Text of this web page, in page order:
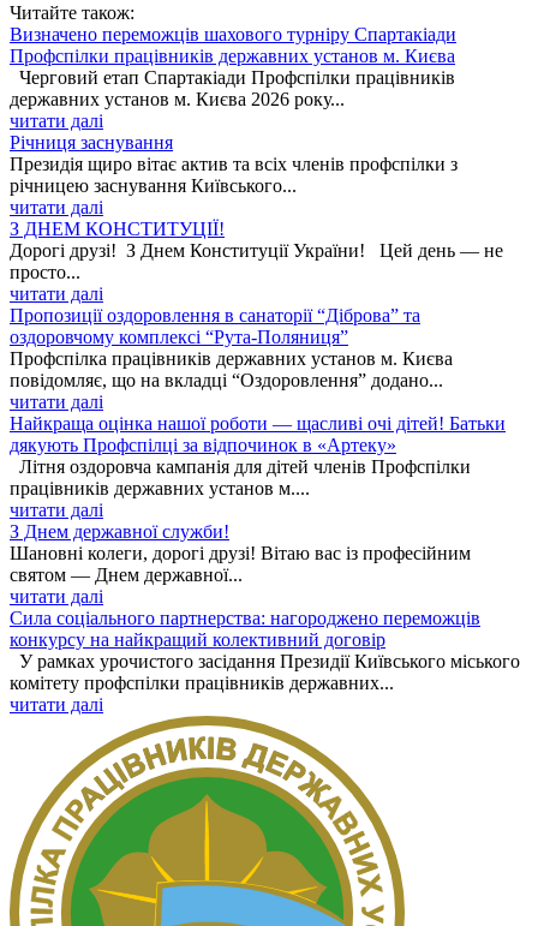
Читайте також:
Визначено переможців шахового турніру Спартакіади
Профспілки працівників державних установ м. Києва
Черговий етап Спартакіади Профспілки працівників
державних установ м. Києва 2026 року...
читати далі
Річниця заснування
Президія щиро вітає актив та всіх членів профспілки з
річницею заснування Київського...
читати далі
З ДНЕМ КОНСТИТУЦІЇ!
Дорогі друзі! З Днем Конституції України! Цей день — не
просто...
читати далі
Пропозиції оздоровлення в санаторії “Діброва” та
оздоровчому комплексі “Рута-Поляниця”
Профспілка працівників державних установ м. Києва
повідомляє, що на вкладці “Оздоровлення” додано...
читати далі
Найкраща оцінка нашої роботи — щасливі очі дітей! Батьки
дякують Профспілці за відпочинок в «Артеку»
Літня оздоровча кампанія для дітей членів Профспілки
працівників державних установ м....
читати далі
З Днем державної служби!
Шановні колеги, дорогі друзі! Вітаю вас із професійним
святом — Днем державної...
читати далі
Сила соціального партнерства: нагороджено переможців
конкурсу на найкращий колективний договір
У рамках урочистого засідання Президії Київського міського
комітету профспілки працівників державних...
читати далі